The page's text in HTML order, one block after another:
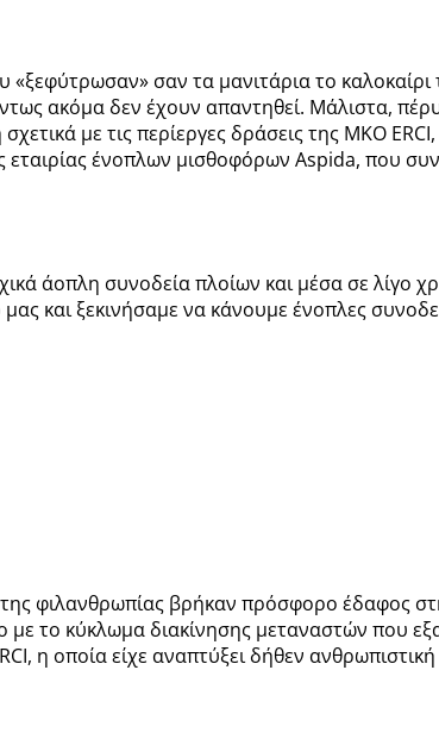
σαν τα μανιτάρια το καλοκαίρι
ακόμα δεν έχουν απαντηθεί. Μάλιστα,
με τις περίεργες δράσεις της ΜΚΟ
εταιρίας ένοπλων μισθοφόρων Aspida, που
άοπλη συνοδεία πλοίων και μέσα σε λίγο
και ξεκινήσαμε να κάνουμε ένοπλες
φιλανθρωπίας βρήκαν πρόσφορο έδαφος
το κύκλωμα διακίνησης μεταναστών που
η οποία είχε αναπτύξει δήθεν